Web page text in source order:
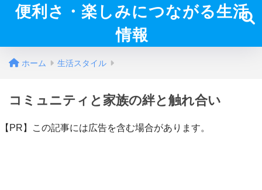
便利さ・楽しみにつながる生活
情報
ホーム 生活スタイル
コミュニティと家族の絆と触れ合い
【PR】この記事には広告を含む場合があります。